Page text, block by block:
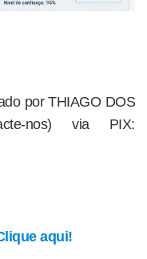
por THIAGO DOS
nos) via PIX:
aqui!